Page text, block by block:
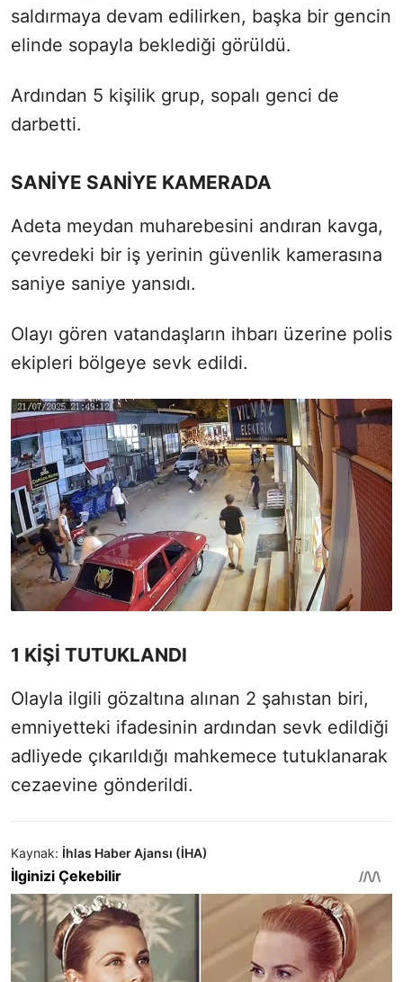
saldırmaya devam edilirken, başka bir gencin
elinde sopayla beklediği görüldü.
Ardından 5 kişilik grup, sopalı genci de
darbetti.
SANİYE SANİYE KAMERADA
Adeta meydan muharebesini andıran kavga,
çevredeki bir iş yerinin güvenlik kamerasına
saniye saniye yansıdı.
Olayı gören vatandaşların ihbarı üzerine polis
ekipleri bölgeye sevk edildi.
1 KİŞİ TUTUKLANDI
Olayla ilgili gözaltına alınan 2 şahıstan biri,
emniyetteki ifadesinin ardından sevk edildiği
adliyede çıkarıldığı mahkemece tutuklanarak
cezaevine gönderildi.
Kaynak: İhlas Haber Ajansı (İHA)